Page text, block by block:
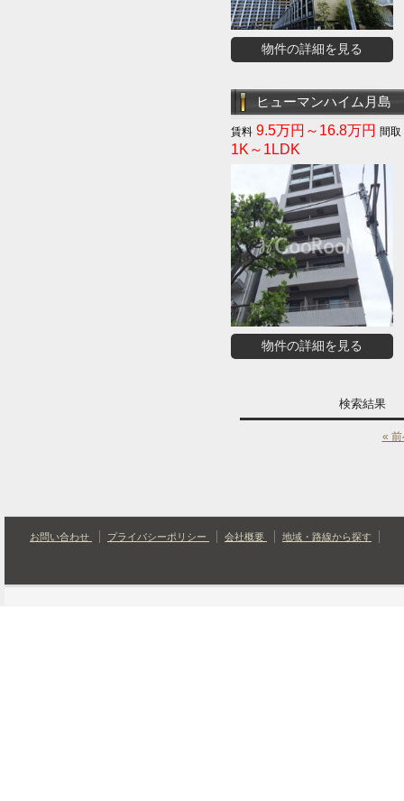
物件の詳細を見る
ヒューマンハイム月島
9.5万円～16.8万円
1K～1LDK
物件の詳細を見る
検索結果
« 前
お問い合わせ プライバシーポリシー 会社概要 地域・路線から探す